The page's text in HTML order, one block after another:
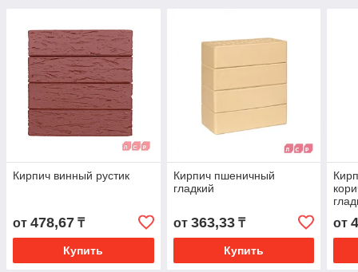
Кирпич винный рустик
от 478,67 ₸
Купить
Кирпич пшеничный
гладкий
от 363,33₸
Купить
от